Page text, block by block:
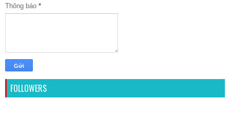
Thông báo *
FOLLOWERS